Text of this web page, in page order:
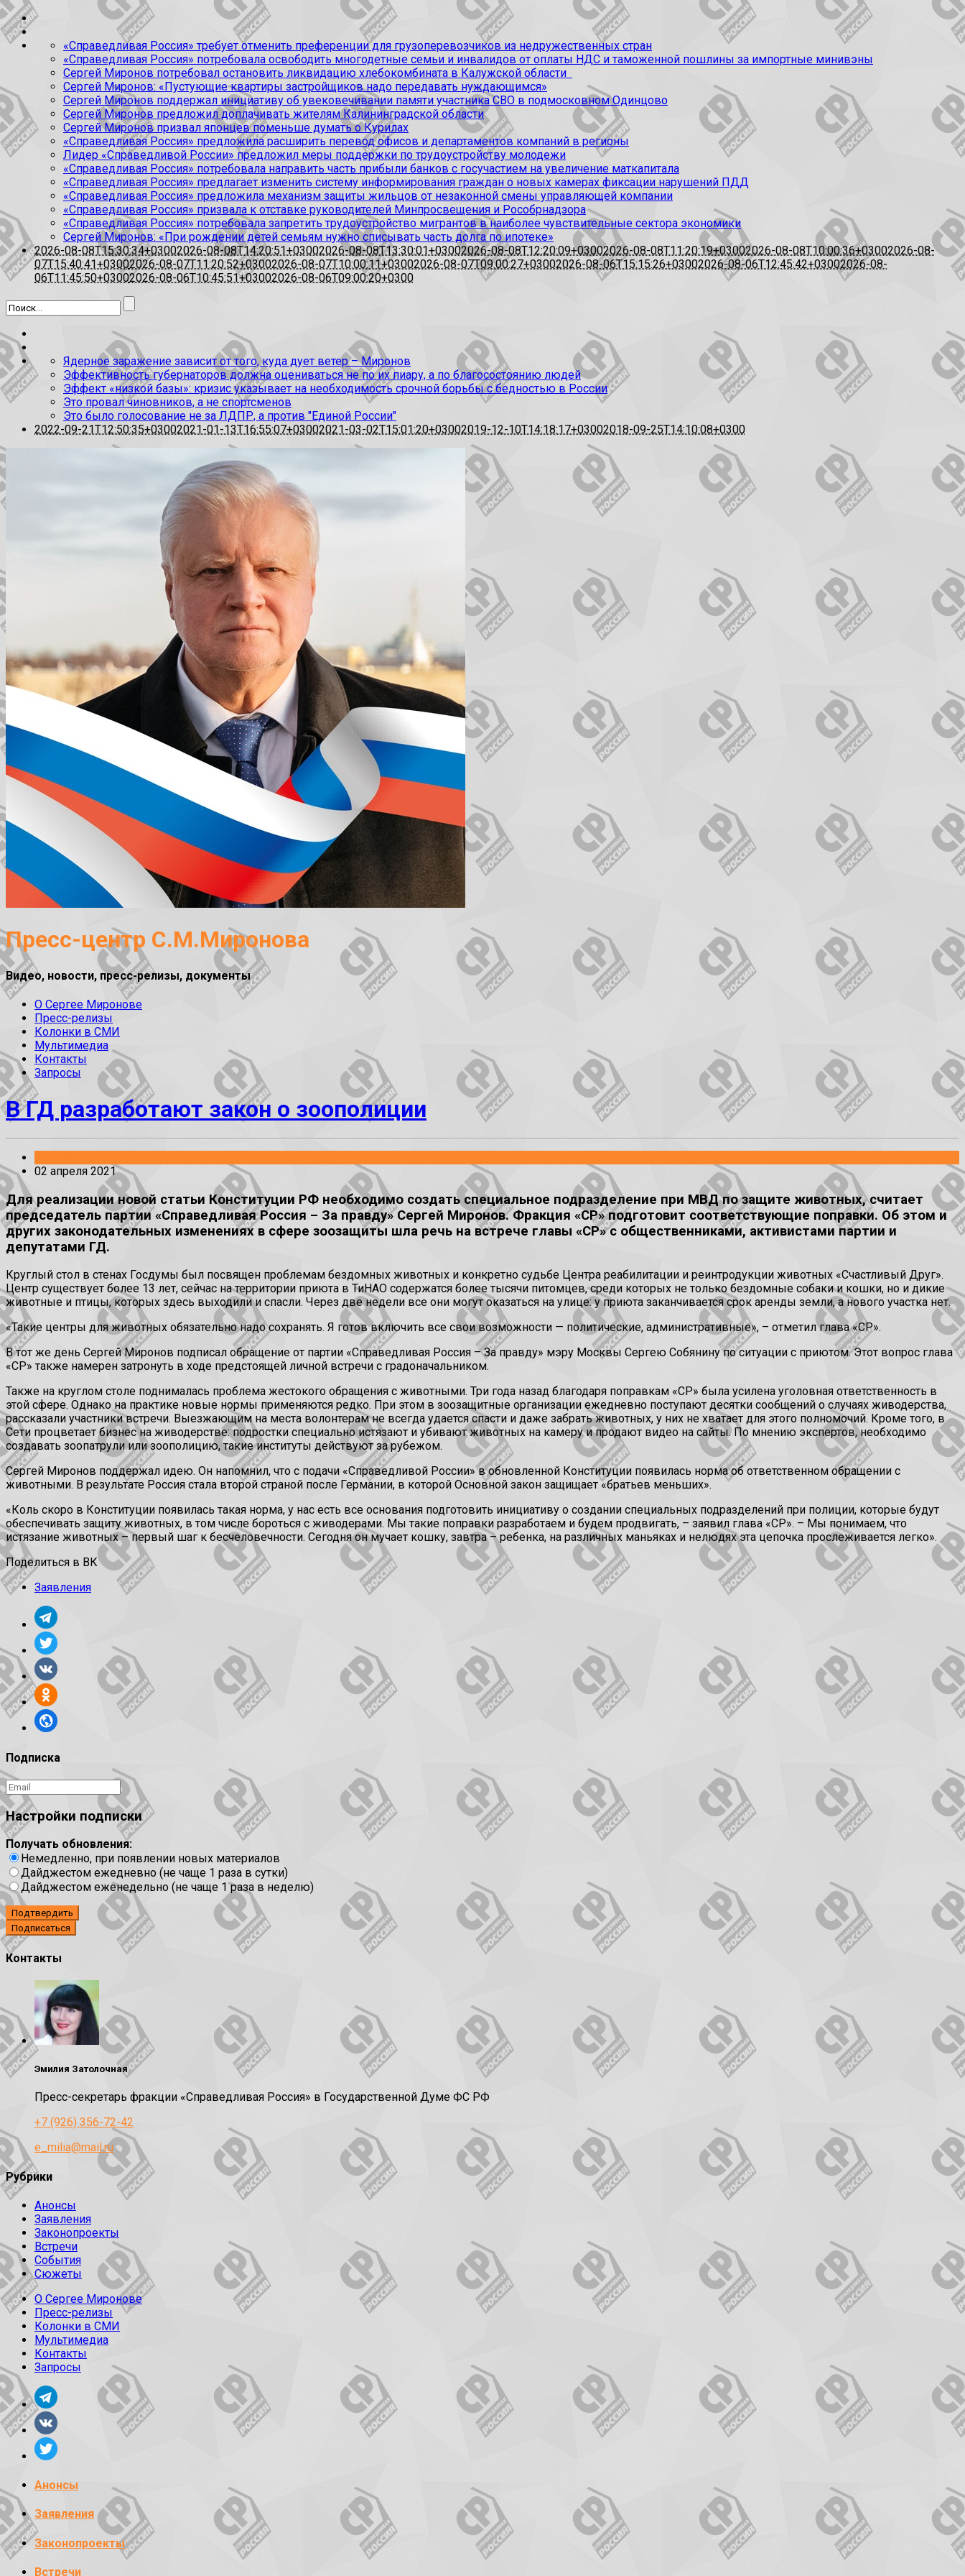
«Справедливая Россия» требует отменить преференции для грузоперевозчиков из недружественных стран
«Справедливая Россия» потребовала освободить многодетные семьи и инвалидов от оплаты НДС и таможенной пошлины за импортные минивэны
Сергей Миронов потребовал остановить ликвидацию хлебокомбината в Калужской области
Сергей Миронов: «Пустующие квартиры застройщиков надо передавать нуждающимся»
Сергей Миронов поддержал инициативу об увековечивании памяти участника СВО в подмосковном Одинцово
Сергей Миронов предложил доплачивать жителям Калининградской области
Сергей Миронов призвал японцев поменьше думать о Курилах
«Справедливая Россия» предложила расширить перевод офисов и департаментов компаний в регионы
Лидер «Справедливой России» предложил меры поддержки по трудоустройству молодежи
«Справедливая Россия» потребовала направить часть прибыли банков с госучастием на увеличение маткапитала
«Справедливая Россия» предлагает изменить систему информирования граждан о новых камерах фиксации нарушений ПДД
«Справедливая Россия» предложила механизм защиты жильцов от незаконной смены управляющей компании
«Справедливая Россия» призвала к отставке руководителей Минпросвещения и Рособрнадзора
«Справедливая Россия» потребовала запретить трудоустройство мигрантов в наиболее чувствительные сектора экономики
Сергей Миронов: «При рождении детей семьям нужно списывать часть долга по ипотеке»
2026-08-08T15:30:34+03002026-08-08T14:20:51+03002026-08-08T13:30:01+03002026-08-08T12:20:09+03002026-08-08T11:20:19+03002026-08-08T10:00:36+03002026-08-
07T15:40:41+03002026-08-07T11:20:52+03002026-08-07T10:00:11+03002026-08-07T09:00:27+03002026-08-06T15:15:26+03002026-08-06T12:45:42+03002026-08-
06T11:45:50+03002026-08-06T10:45:51+03002026-08-06T09:00:20+0300
Ядерное заражение зависит от того, куда дует ветер – Миронов
Эффективность губернаторов должна оцениваться не по их пиару, а по благосостоянию людей
Эффект «низкой базы»: кризис указывает на необходимость срочной борьбы с бедностью в России
Это провал чиновников, а не спортсменов
Это было голосование не за ЛДПР, а против "Единой России"
2022-09-21T12:50:35+03002021-01-13T16:55:07+03002021-03-02T15:01:20+03002019-12-10T14:18:17+03002018-09-25T14:10:08+0300
Пресс-центр С.М.Миронова
Видео, новости, пресс-релизы, документы
О Сергее Миронове
Пресс-релизы
Колонки в СМИ
Мультимедиа
Контакты
Запросы
В ГД разработают закон о зоополиции
02 апреля 2021
Для реализации новой статьи Конституции РФ необходимо создать специальное подразделение при МВД по защите животных, считает
председатель партии «Справедливая Россия – За правду» Сергей Миронов. Фракция «СР» подготовит соответствующие поправки. Об этом и
других законодательных изменениях в сфере зоозащиты шла речь на встрече главы «СР» с общественниками, активистами партии и
депутатами ГД.
Круглый стол в стенах Госдумы был посвящен проблемам бездомных животных и конкретно судьбе Центра реабилитации и реинтродукции животных «Счастливый Друг».
Центр существует более 13 лет, сейчас на территории приюта в ТиНАО содержатся более тысячи питомцев, среди которых не только бездомные собаки и кошки, но и дикие
животные и птицы, которых здесь выходили и спасли. Через две недели все они могут оказаться на улице: у приюта заканчивается срок аренды земли, а нового участка нет.
«Такие центры для животных обязательно надо сохранять. Я готов включить все свои возможности — политические, административные», – отметил глава «СР».
В тот же день Сергей Миронов подписал обращение от партии «Справедливая Россия – За правду» мэру Москвы Сергею Собянину по ситуации с приютом. Этот вопрос глава
«СР» также намерен затронуть в ходе предстоящей личной встречи с градоначальником.
Также на круглом столе поднималась проблема жестокого обращения с животными. Три года назад благодаря поправкам «СР» была усилена уголовная ответственность в
этой сфере. Однако на практике новые нормы применяются редко. При этом в зоозащитные организации ежедневно поступают десятки сообщений о случаях живодерства,
рассказали участники встречи. Выезжающим на места волонтерам не всегда удается спасти и даже забрать животных, у них не хватает для этого полномочий. Кроме того, в
Сети процветает бизнес на живодерстве: подростки специально истязают и убивают животных на камеру и продают видео на сайты. По мнению экспертов, необходимо
создавать зоопатрули или зоополицию, такие институты действуют за рубежом.
Сергей Миронов поддержал идею. Он напомнил, что с подачи «Справедливой России» в обновленной Конституции появилась норма об ответственном обращении с
животными. В результате Россия стала второй страной после Германии, в которой Основной закон защищает «братьев меньших».
«Коль скоро в Конституции появилась такая норма, у нас есть все основания подготовить инициативу о создании специальных подразделений при полиции, которые будут
обеспечивать защиту животных, в том числе бороться с живодерами. Мы такие поправки разработаем и будем продвигать, – заявил глава «СР». – Мы понимаем, что
истязание животных – первый шаг к бесчеловечности. Сегодня он мучает кошку, завтра – ребенка, на различных маньяках и нелюдях эта цепочка прослеживается легко».
Поделиться в ВК
Заявления
Подписка
Настройки подписки
Получать обновления:
Немедленно, при появлении новых материалов
Дайджестом ежедневно (не чаще 1 раза в сутки)
Дайджестом еженедельно (не чаще 1 раза в неделю)
Подтвердить
Контакты
Эмилия Затолочная
Пресс-секретарь фракции «Справедливая Россия» в Государственной Думе ФС РФ
+7 (926) 356-72-42
e_milia@mail.ru
Рубрики
Анонсы
Заявления
Законопроекты
Встречи
События
Сюжеты
О Сергее Миронове
Пресс-релизы
Колонки в СМИ
Мультимедиа
Контакты
Запросы
Анонсы
Заявления
Законопроекты
Встречи